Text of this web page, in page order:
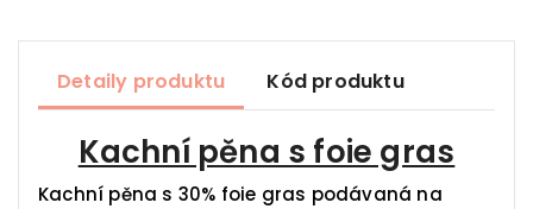
Detaily produktu Kód produktu
Kachní pěna s foie gras
Kachní pěna s 30% foie gras podávaná na